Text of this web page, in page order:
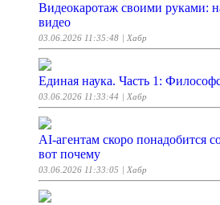
Видеокаротаж своими руками:
видео
03.06.2026 11:35:48 | Хабр
Единая наука. Часть 1:
03.06.2026 11:33:44 | Хабр
AI-агентам скоро понадобится
вот почему
03.06.2026 11:33:05 | Хабр